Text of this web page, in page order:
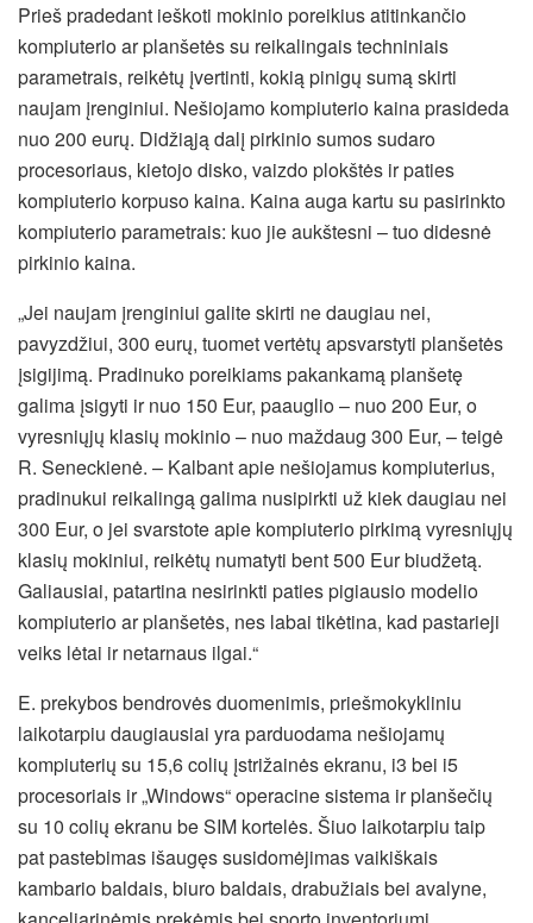
Prieš pradedant ieškoti mokinio poreikius atitinkančio
kompiuterio ar planšetės su reikalingais techniniais
parametrais, reikėtų įvertinti, kokią pinigų sumą skirti
naujam įrenginiui. Nešiojamo kompiuterio kaina prasideda
nuo 200 eurų. Didžiąją dalį pirkinio sumos sudaro
procesoriaus, kietojo disko, vaizdo plokštės ir paties
kompiuterio korpuso kaina. Kaina auga kartu su pasirinkto
kompiuterio parametrais: kuo jie aukštesni – tuo didesnė
pirkinio kaina.
„Jei naujam įrenginiui galite skirti ne daugiau nei,
pavyzdžiui, 300 eurų, tuomet vertėtų apsvarstyti planšetės
įsigijimą. Pradinuko poreikiams pakankamą planšetę
galima įsigyti ir nuo 150 Eur, paauglio – nuo 200 Eur, o
vyresniųjų klasių mokinio – nuo maždaug 300 Eur, – teigė
R. Seneckienė. – Kalbant apie nešiojamus kompiuterius,
pradinukui reikalingą galima nusipirkti už kiek daugiau nei
300 Eur, o jei svarstote apie kompiuterio pirkimą vyresniųjų
klasių mokiniui, reikėtų numatyti bent 500 Eur biudžetą.
Galiausiai, patartina nesirinkti paties pigiausio modelio
kompiuterio ar planšetės, nes labai tikėtina, kad pastarieji
veiks lėtai ir netarnaus ilgai.“
E. prekybos bendrovės duomenimis, priešmokykliniu
laikotarpiu daugiausiai yra parduodama nešiojamų
kompiuterių su 15,6 colių įstrižainės ekranu, i3 bei i5
procesoriais ir „Windows“ operacine sistema ir planšečių
su 10 colių ekranu be SIM kortelės. Šiuo laikotarpiu taip
pat pastebimas išaugęs susidomėjimas vaikiškais
kambario baldais, biuro baldais, drabužiais bei avalyne,